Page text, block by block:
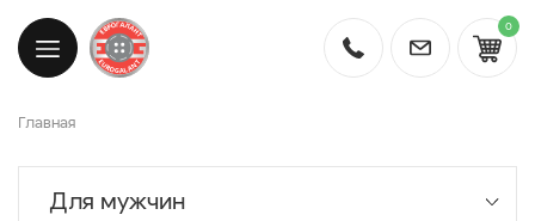
0
Главная
Для мужчин